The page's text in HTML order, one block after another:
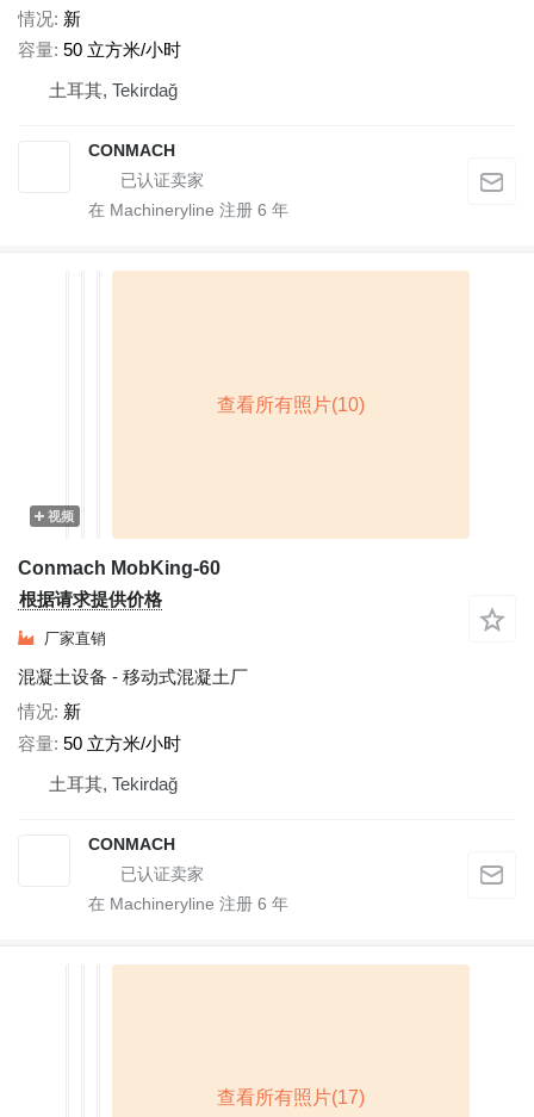
情况 新
容量 50 立方米/小时
土耳其, Tekirdağ
CONMACH
在 Machineryline 注册 6 年
视频
Conmach MobKing-60
根据请求提供价格
厂家直销
混凝土设备 - 移动式混凝土厂
情况 新
容量 50 立方米/小时
土耳其, Tekirdağ
CONMACH
在 Machineryline 注册 6 年